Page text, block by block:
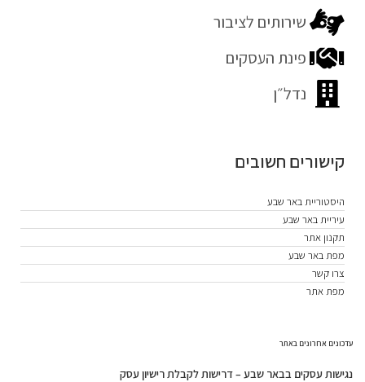
שירותים לציבור
פינת העסקים
נדל״ן
קישורים חשובים
היסטוריית באר שבע
עיריית באר שבע
תקנון אתר
מפת באר שבע
צרו קשר
מפת אתר
עדכונים אחרונים באתר
נגישות עסקים בבאר שבע – דרישות לקבלת רישיון עסק